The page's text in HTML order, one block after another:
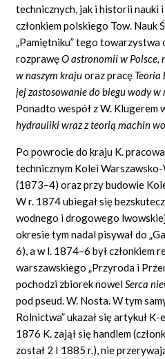
technicznych, jak i historii nauki
członkiem polskiego Tow. Nauk
„Pamiętniku” tego towarzystwa
rozprawęO astronomii w Polsce,
w naszym krajuoraz pracę Teoria
jej zastosowanie do biegu wody
Ponadto wespół z W. Klugerem
hydrauliki wraz z teorią machin
Po powrocie do kraju K.
technicznym Kolei
(1873–4) oraz przy budowie
W r. 1874 ubiegał się
wodnego i drogowego
okresie tym nadal pisywał do
6), a w l. 1874–6 był członkiem
warszawskiego „Przyroda i
pochodzi zbiorek nowelSerca
pod pseud. W. Nosta. W tym
Rolnictwa” ukazał się artykuł K-
1876 K. zajął się handlem
został 2 I 1885 r.), nie